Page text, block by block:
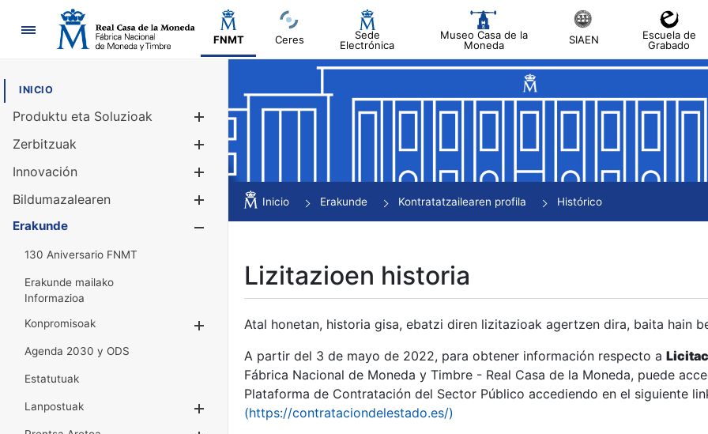
Nabigazioa
FNMT Ceres
Sede
Electrónica
Museo Casa de la
Moneda
SIAEN
Escuela de
Grabado
INICIO
Produktu eta Soluzioak
Erakutsi/Ezkutatu
Zerbitzuak
Innovación
Bildumazalearen
Erakutsi/Ezkutatu
Erakunde
130 Aniversario FNMT
Erakunde mailako
Informazioa
Konpromisoak
Erakutsi/Ezkutatu
Agenda 2030 y ODS
Estatutuak
Lanpostuak
Erakutsi/Ezkutatu
Inicio Erakunde Kontratatzailearen profila Histórico
Lizitazioen historia
Atal honetan, historia gisa, ebatzi diren lizitazioak agertzen dira, baita hain
A partir del 3 de mayo de 2022, para obtener información respecto a
Fábrica Nacional de Moneda y Timbre - Real Casa de la Moneda, puede
Plataforma de Contratación del Sector Público accediendo en el siguiente
(https://contrataciondelestado.es/)